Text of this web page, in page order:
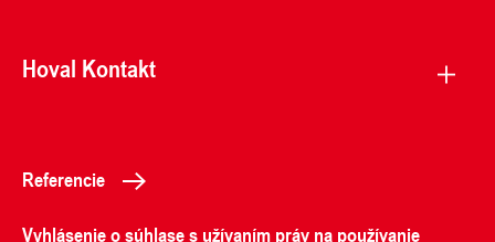
Hoval Kontakt
Referencie
Vyhlásenie o súhlase s užívaním práv na používanie